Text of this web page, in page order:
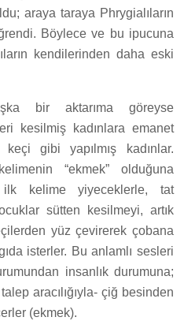
araya taraya Phrygialıların
Böylece ve bu ipucuna
kendilerinden daha eski
bir aktarıma göreyse
kesilmiş kadınlara emanet
gibi yapılmış kadınlar.
“ekmek” olduğuna
kelime yiyeceklerle, tat
sütten kesilmeyi, artık
yüz çevirerek çobana
isterler. Bu anlamlı sesleri
insanlık durumuna;
aracılığıyla- çiğ besinden
(ekmek).